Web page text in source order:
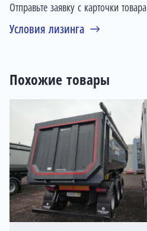
Отправьте заявку с карточки товара
Условия лизинга
Похожие товары